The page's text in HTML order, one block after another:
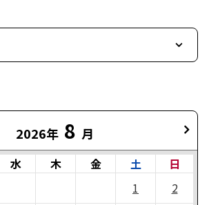
2026年 8 月
水 木 金 土
日
1
2